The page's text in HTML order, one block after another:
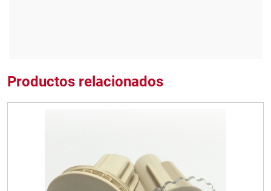
Productos relacionados